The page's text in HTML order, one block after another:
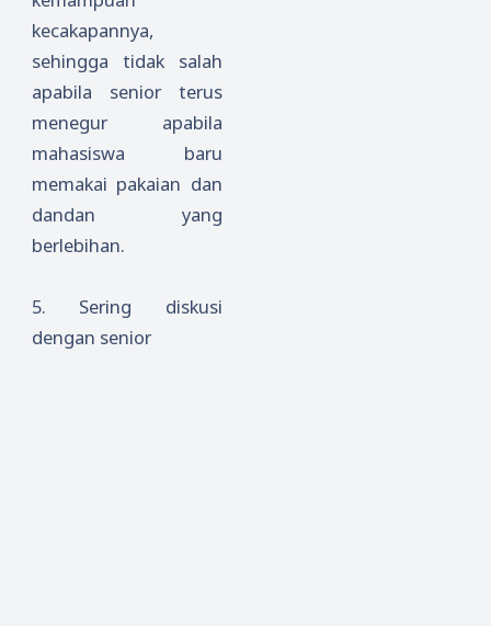
kecakapannya,
sehingga tidak salah
apabila senior terus
menegur apabila
mahasiswa baru
memakai pakaian dan
dandan yang
berlebihan.
5.
Sering diskusi
dengan senior